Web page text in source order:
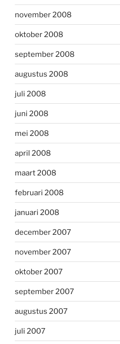
november 2008
oktober 2008
september 2008
augustus 2008
juli 2008
juni 2008
mei 2008
april 2008
maart 2008
februari 2008
januari 2008
december 2007
november 2007
oktober 2007
september 2007
augustus 2007
juli 2007